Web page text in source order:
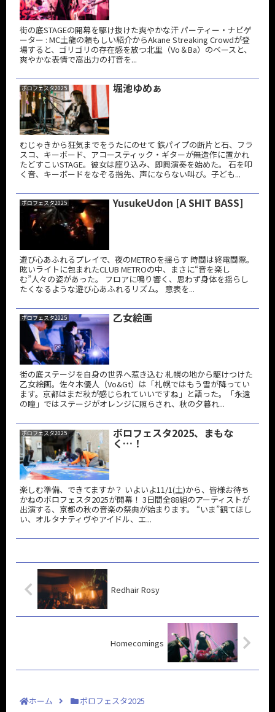
街の底STAGEの開幕を駆け抜けた爽やかな汗 パーティー・ナビゲ
ーター : MC土龍の頼もしい紹介からAkane Streaking Crowdが登
場すると、ゴリゴリの存在感を放つ北里（Vo＆Ba）のベースと、
爽やかな表情で高出力の打音を...
ボロフェスタ2025 堀池ゆめぁ
むじゃきから狂気までをうたにのせて 鉄パイプの断片と石、フラ
スコ、キーボード、アコースティック・ギターが無造作に置かれ
たどすこいSTAGE。彼女は座り込み、即興演奏を始めた。 石を叩
く音、キーボードをなぞる指先、声にならない叫び。子ども...
ボロフェスタ2025 YusukeUdon [A SHIT BASS]
遊び心あふれるプレイで、夜のMETROを揺らす 時間は終電間際。
眩いライトに包まれたCLUB METROの中、まさに“音を楽し
む”人々の姿があった。 フロアに鳴り響く、思わず身体を揺らし
たくなるような遊び心あふれるリズム。 意表を...
ボロフェスタ2025 乙女絵画
街の底ステージを自身の世界へ惹き込む 札幌の地から駆けつけた
乙女絵画。佐々木優人（Vo&Gt）は「札幌ではもう雪が降ってい
ます。京都はまだ秋が感じられていいですね」と語った。「永遠
の瞳」ではステージがオレンジに照らされ、秋の夕暮れ...
ボロフェスタ2025 ボロフェスタ2025、まもな
く…！
楽しむ準備、できてますか？ いよいよ11/1(土)から、皆様お待ち
かねのボロフェスタ2025が開幕！ 3日間全88組のアーティストが
出演する、京都の秋の音楽の祭典が始まります。 “いま”観てほし
い、オルタナティヴやアイドル、エ...
Redhair Rosy
Homecomings
ホーム ボロフェスタ2025